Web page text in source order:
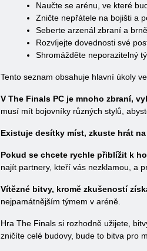
Naučte se arénu, ve které
Zničte nepřátele na bojišti a
Seberte arzenál zbraní a
Rozvíjejte dovednosti své
Shromážděte neporazitelný
Tento seznam obsahuje hlavní úkoly ve
V The Finals PC je mnoho zbraní,
musí mít bojovníky různých stylů,
Existuje desítky míst, zkuste hrát
Pokud se chcete rychle přiblížit k
najít partnery, kteří vás nezklamou, a
Vítězné bitvy, kromě zkušeností
nejpamátnějším týmem v aréně.
Hra The Finals si rozhodně užijete,
zničíte celé budovy, bude to bitva pro